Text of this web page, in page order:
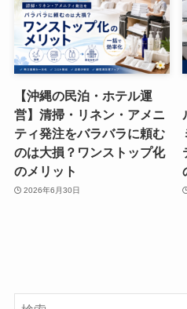
【沖縄の民泊・ホテル運
営】清掃・リネン・アメニ
ティ発注をバラバラに頼む
のは大損？ワンストップ化
のメリット
2026年6月30日